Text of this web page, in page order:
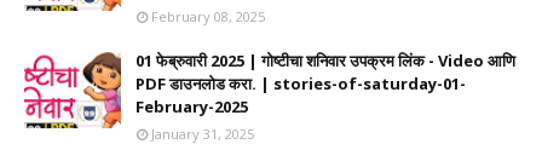
February 08, 2025
01 फेब्रुवारी 2025 | गोष्टीचा शनिवार उपक्रम लिंक - Video आणि
PDF डाउनलोड करा. | stories-of-saturday-01-
February-2025
January 31, 2025